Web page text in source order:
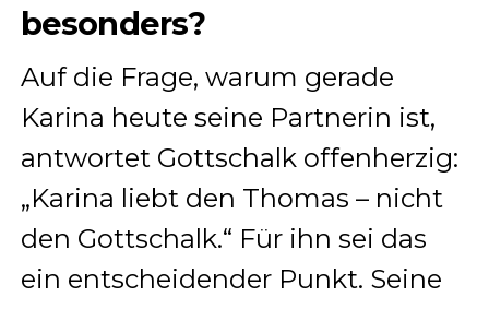
besonders?
Auf die Frage, warum gerade
Karina heute seine Partnerin ist,
antwortet Gottschalk offenherzig:
„Karina liebt den Thomas – nicht
den Gottschalk.“ Für ihn sei das
ein entscheidender Punkt. Seine